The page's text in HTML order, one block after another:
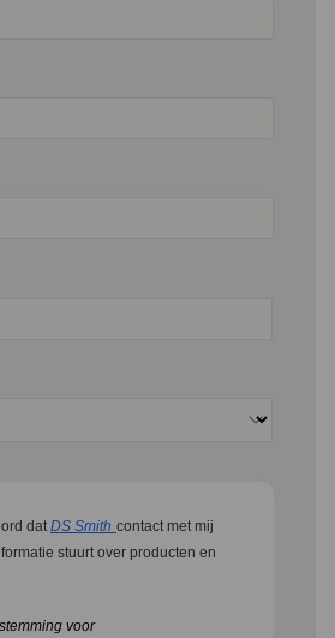
datDS Smith contact met mij
stuurt over producten en
voor